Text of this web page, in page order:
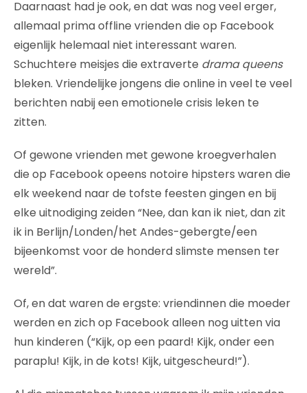
Daarnaast had je ook, en dat was nog veel erger,
allemaal prima offline vrienden die op Facebook
eigenlijk helemaal niet interessant waren.
Schuchtere meisjes die extraverte drama queens
bleken. Vriendelijke jongens die online in veel te veel
berichten nabij een emotionele crisis leken te
zitten.
Of gewone vrienden met gewone kroegverhalen
die op Facebook opeens notoire hipsters waren die
elk weekend naar de tofste feesten gingen en bij
elke uitnodiging zeiden “Nee, dan kan ik niet, dan zit
ik in Berlijn/Londen/het Andes-gebergte/een
bijeenkomst voor de honderd slimste mensen ter
wereld”.
Of, en dat waren de ergste: vriendinnen die moeder
werden en zich op Facebook alleen nog uitten via
hun kinderen (“Kijk, op een paard! Kijk, onder een
paraplu! Kijk, in de kots! Kijk, uitgescheurd!”).